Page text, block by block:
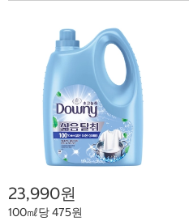
23,990원
100㎖당 475원